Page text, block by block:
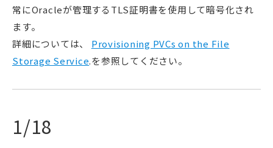
常にOracleが管理するTLS証明書を使用して暗号化され
ます。
詳細については、 Provisioning PVCs on the File
Storage Service.を参照してください。
1/18